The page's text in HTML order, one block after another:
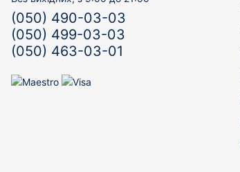
(050) 490-03-03
(050) 499-03-03
(050) 463-03-01